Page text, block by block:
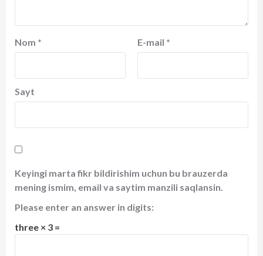
Nom * E-mail *
Sayt
Keyingi marta fikr bildirishim uchun bu brauzerda
mening ismim, email va saytim manzili saqlansin.
Please enter an answer in digits:
three × 3 =